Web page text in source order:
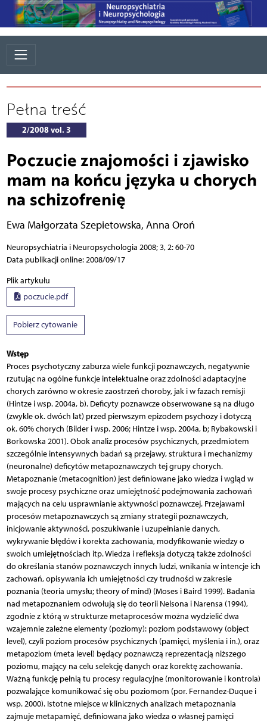
Pełna treść
2/2008 vol. 3
Poczucie znajomości i zjawisko
mam na końcu języka u chorych
na schizofrenię
Ewa Małgorzata Szepietowska, Anna Oroń
Neuropsychiatria i Neuropsychologia 2008; 3, 2: 60-70
Data publikacji online: 2008/09/17
Plik artykułu
poczucie.pdf
Pobierz cytowanie
Wstęp
Proces psychotyczny zaburza wiele funkcji poznawczych, negatywnie
rzutując na ogólne funkcje intelektualne oraz zdolności adaptacyjne
chorych zarówno w okresie zaostrzeń choroby, jak i w fazach remisji
(Hintze i wsp. 2004a, b). Deficyty poznawcze obserwowane są na długo
(zwykle ok. dwóch lat) przed pierwszym epizodem psychozy i dotyczą
ok. 60% chorych (Bilder i wsp. 2006; Hintze i wsp. 2004a, b; Rybakowski i
Borkowska 2001). Obok analiz procesów psychicznych, przedmiotem
szczególnie intensywnych badań są przejawy, struktura i mechanizmy
(neuronalne) deficytów metapoznawczych tej grupy chorych.
Metapoznanie (metacognition) jest definiowane jako wiedza i wgląd w
swoje procesy psychiczne oraz umiejętność podejmowania zachowań
mających na celu usprawnianie aktywności poznawczej. Przejawami
procesów metapoznawczych są zmiany strategii poznawczych,
inicjowanie aktywności, poszukiwanie i uzupełnianie danych,
wykrywanie błędów i korekta zachowania, modyfikowanie wiedzy o
swoich umiejętnościach itp. Wiedza i refleksja dotyczą także zdolności
do określania stanów poznawczych innych ludzi, wnikania w intencje ich
zachowań, opisywania ich umiejętności czy trudności w zakresie
poznania (teoria umysłu; theory of mind) (Moses i Baird 1999). Badania
nad metapoznaniem odwołują się do teorii Nelsona i Narensa (1994),
zgodnie z którą w strukturze metaprocesów można wydzielić dwa
wzajemnie zależne elementy (poziomy): poziom podstawowy (object
level), czyli poziom procesów psychicznych (pamięci, myślenia i in.), oraz
metapoziom (meta level) będący poznawczą reprezentacją niższego
poziomu, mający na celu selekcję danych oraz korektę zachowania.
Ważną funkcję pełnią tu procesy regulacyjne (monitorowanie i kontrola)
pozwalające komunikować się obu poziomom (por. Fernandez-Duque i
wsp. 2000). Istotne miejsce w klinicznych analizach metapoznania
zajmuje metapamięć, definiowana jako wiedza o własnej pamięci